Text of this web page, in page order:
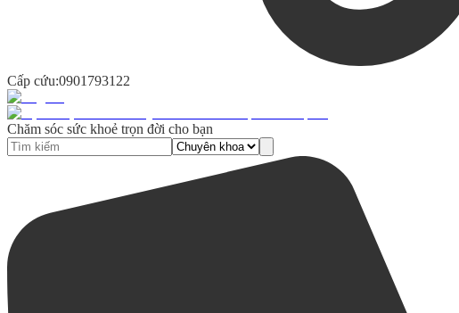
Cấp cứu:0901793122
Chăm sóc sức khoẻ trọn đời cho bạn